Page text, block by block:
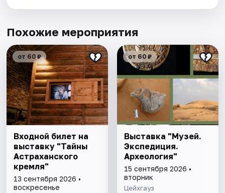
Похожие мероприятия
от 60 ₽
Входной билет на
выставку "Тайны
Астраханского
кремля"
13 сентября 2026 •
воскресенье
от 60 ₽
Выставка "Музей.
Экспедиция.
Археология"
15 сентября 2026 •
вторник
Цейхгауз